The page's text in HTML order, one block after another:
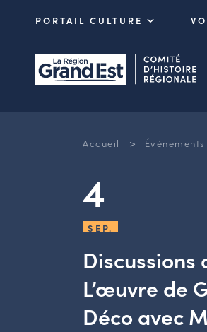
PORTAIL CULTURE
Accueil > Événements
4
SEP.
Discussions
L’œuvre de
Déco avec